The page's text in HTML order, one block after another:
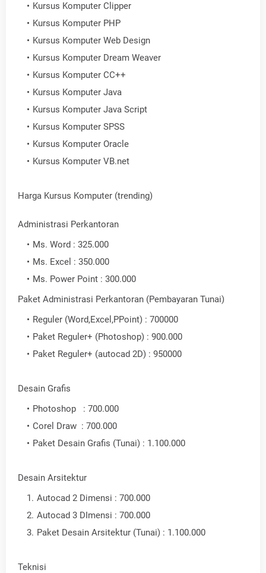
Kursus Komputer Clipper
Kursus Komputer PHP
Kursus Komputer Web Design
Kursus Komputer Dream Weaver
Kursus Komputer CC++
Kursus Komputer Java
Kursus Komputer Java Script
Kursus Komputer SPSS
Kursus Komputer Oracle
Kursus Komputer VB.net
Harga Kursus Komputer (trending)
Administrasi Perkantoran
Ms. Word : 325.000
Ms. Excel : 350.000
Ms. Power Point : 300.000
Paket Administrasi Perkantoran (Pembayaran Tunai)
Reguler (Word,Excel,PPoint) : 700000
Paket Reguler+ (Photoshop) : 900.000
Paket Reguler+ (autocad 2D) : 950000
Desain Grafis
Photoshop : 700.000
Corel Draw : 700.000
Paket Desain Grafis (Tunai) : 1.100.000
Desain Arsitektur
Autocad 2 Dimensi : 700.000
Autocad 3 DImensi : 700.000
Paket Desain Arsitektur (Tunai) : 1.100.000
Teknisi